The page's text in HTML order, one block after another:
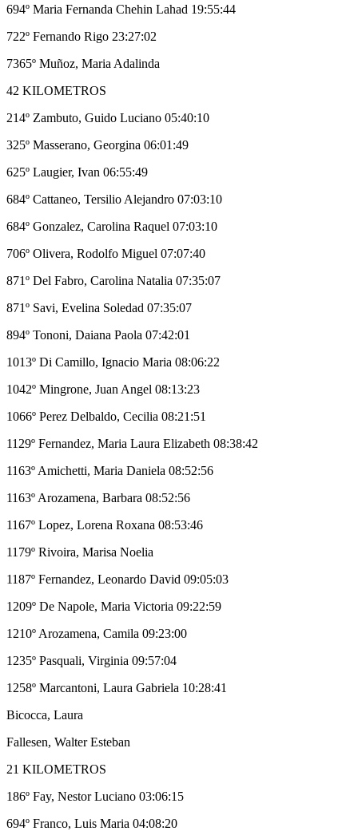
694º Maria Fernanda Chehin Lahad 19:55:44
722º Fernando Rigo 23:27:02
7365º Muñoz, Maria Adalinda
42 KILOMETROS
214º Zambuto, Guido Luciano 05:40:10
325º Masserano, Georgina 06:01:49
625º Laugier, Ivan 06:55:49
684º Cattaneo, Tersilio Alejandro 07:03:10
684º Gonzalez, Carolina Raquel 07:03:10
706º Olivera, Rodolfo Miguel 07:07:40
871º Del Fabro, Carolina Natalia 07:35:07
871º Savi, Evelina Soledad 07:35:07
894º Tononi, Daiana Paola 07:42:01
1013º Di Camillo, Ignacio Maria 08:06:22
1042º Mingrone, Juan Angel 08:13:23
1066º Perez Delbaldo, Cecilia 08:21:51
1129º Fernandez, Maria Laura Elizabeth 08:38:42
1163º Amichetti, Maria Daniela 08:52:56
1163º Arozamena, Barbara 08:52:56
1167º Lopez, Lorena Roxana 08:53:46
1179º Rivoira, Marisa Noelia
1187º Fernandez, Leonardo David 09:05:03
1209º De Napole, Maria Victoria 09:22:59
1210º Arozamena, Camila 09:23:00
1235º Pasquali, Virginia 09:57:04
1258º Marcantoni, Laura Gabriela 10:28:41
Bicocca, Laura
Fallesen, Walter Esteban
21 KILOMETROS
186º Fay, Nestor Luciano 03:06:15
694º Franco, Luis Maria 04:08:20